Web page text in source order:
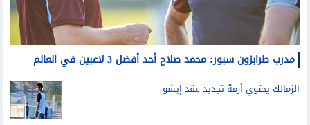
مدرب طرابزون سبور: محمد صلاح أحد أفضل 3 لاعبين في العالم
الزمالك يحتوي أزمة تجديد عقد إيشو